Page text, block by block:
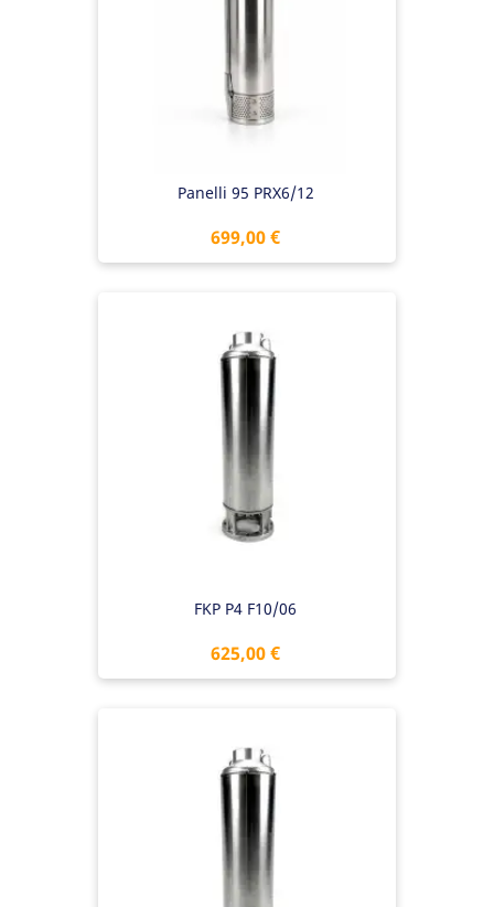
Panelli 95 PRX6/12
Preis
699,00 €
FKP P4 F10/06
Preis
625,00 €